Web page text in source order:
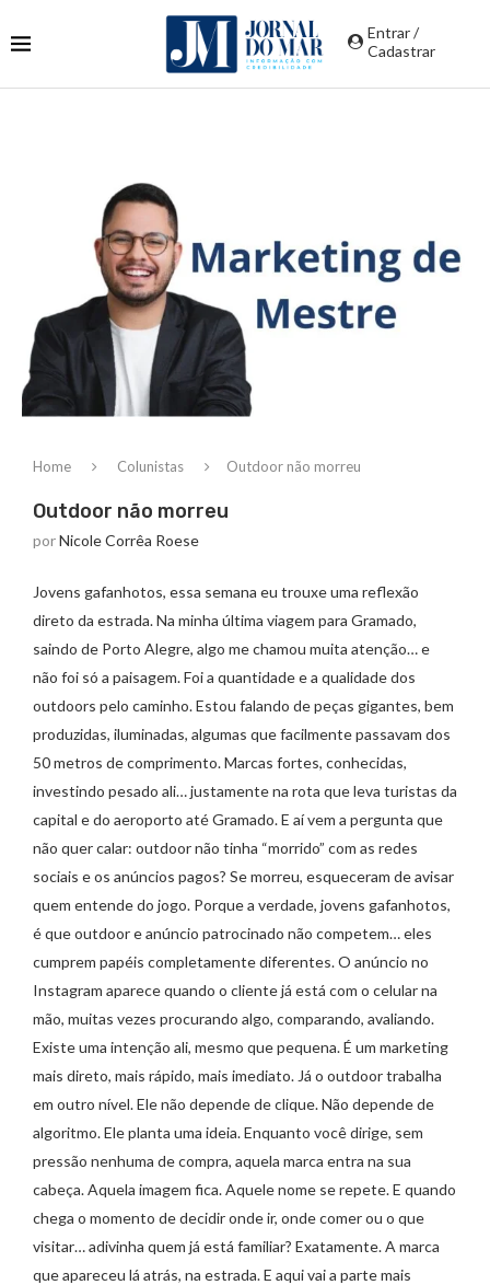
Entrar /
Cadastrar
Home Colunistas Outdoor não morreu
Outdoor não morreu
porNicole Corrêa Roese
Jovens gafanhotos, essa semana eu trouxe uma reflexão
direto da estrada. Na minha última viagem para Gramado,
saindo de Porto Alegre, algo me chamou muita atenção… e
não foi só a paisagem. Foi a quantidade e a qualidade dos
outdoors pelo caminho. Estou falando de peças gigantes, bem
produzidas, iluminadas, algumas que facilmente passavam dos
50 metros de comprimento. Marcas fortes, conhecidas,
investindo pesado ali… justamente na rota que leva turistas da
capital e do aeroporto até Gramado. E aí vem a pergunta que
não quer calar: outdoor não tinha “morrido” com as redes
sociais e os anúncios pagos? Se morreu, esqueceram de avisar
quem entende do jogo. Porque a verdade, jovens gafanhotos,
é que outdoor e anúncio patrocinado não competem… eles
cumprem papéis completamente diferentes. O anúncio no
Instagram aparece quando o cliente já está com o celular na
mão, muitas vezes procurando algo, comparando, avaliando.
Existe uma intenção ali, mesmo que pequena. É um marketing
mais direto, mais rápido, mais imediato. Já o outdoor trabalha
em outro nível. Ele não depende de clique. Não depende de
algoritmo. Ele planta uma ideia. Enquanto você dirige, sem
pressão nenhuma de compra, aquela marca entra na sua
cabeça. Aquela imagem fica. Aquele nome se repete. E quando
chega o momento de decidir onde ir, onde comer ou o que
visitar… adivinha quem já está familiar? Exatamente. A marca
que apareceu lá atrás, na estrada. E aqui vai a parte mais